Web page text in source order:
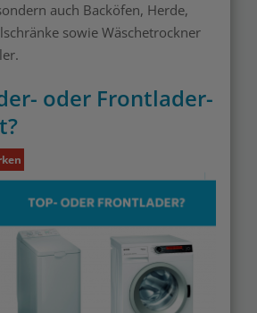
auch Backöfen, Herde,
sowie Wäschetrockner
oder Frontlader-